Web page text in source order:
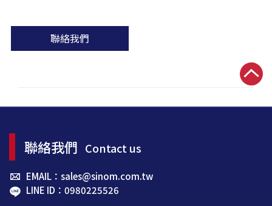
聯絡我們
聯絡我們 Contact us
EMAIL：sales@sinom.com.tw
LINE ID：0980225526